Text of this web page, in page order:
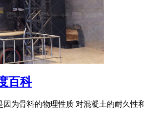
百科
因为骨料的物理性质 对混凝土的耐久性